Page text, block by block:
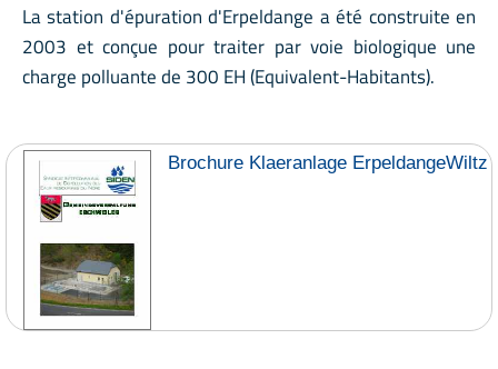
La station d'épuration d'Erpeldange a été construite en
2003 et conçue pour traiter par voie biologique une
charge polluante de 300 EH (Equivalent-Habitants).
Brochure Klaeranlage ErpeldangeWiltz